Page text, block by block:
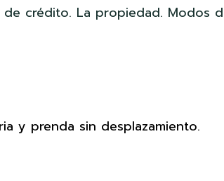
crédito. La propiedad. Modos
y prenda sin desplazamiento.